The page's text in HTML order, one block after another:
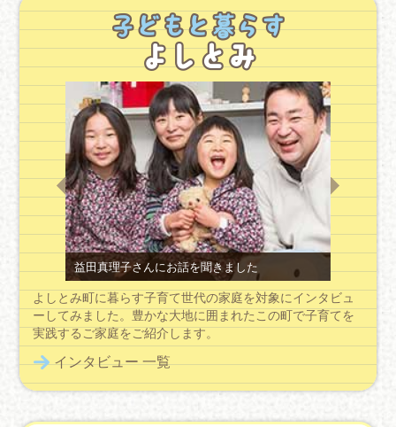
川崎幸枝さんにお話を聞きました
よしとみ町に暮らす子育て世代の家庭を対象にインタビュ
ーしてみました。豊かな大地に囲まれたこの町で子育てを
実践するご家庭をご紹介します。
インタビュー 一覧